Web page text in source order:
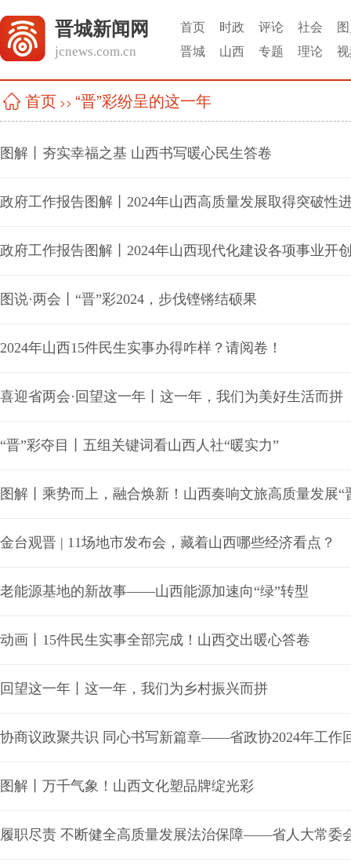
晋城新闻网
jcnews.com.cn
首页 时政 评论 社会
晋城
山西 专题 理论
首页 >> “晋”彩纷呈的这一年
图解丨夯实幸福之基 山西书写暖心民生答卷
政府工作报告图解丨2024年山西高质量发展取得突破性
政府工作报告图解丨2024年山西现代化建设各项事业开
图说·两会丨“晋”彩2024，步伐铿锵结硕果
2024年山西15件民生实事办得咋样？请阅卷！
喜迎省两会·回望这一年丨这一年，我们为美好生活而拼
“晋”彩夺目丨五组关键词看山西人社“暖实力”
图解丨乘势而上，融合焕新！山西奏响文旅高质量发展“
金台观晋 | 11场地市发布会，藏着山西哪些经济看点？
老能源基地的新故事——山西能源加速向“绿”转型
动画丨15件民生实事全部完成！山西交出暖心答卷
回望这一年丨这一年，我们为乡村振兴而拼
协商议政聚共识 同心书写新篇章——省政协2024年工作
图解丨万千气象！山西文化塑品牌绽光彩
履职尽责 不断健全高质量发展法治保障——省人大常委